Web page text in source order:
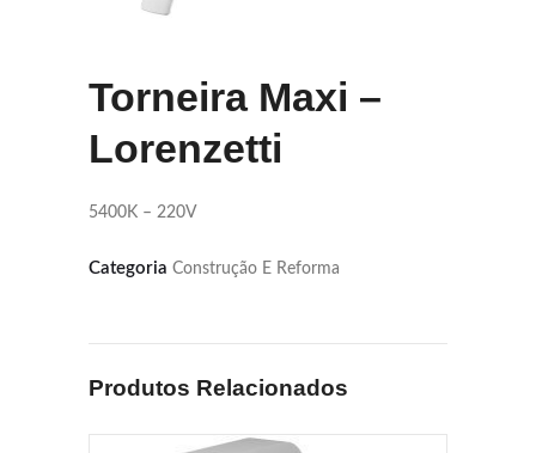
Torneira Maxi –
Lorenzetti
5400K – 220V
Categoria Construção E Reforma
Produtos Relacionados